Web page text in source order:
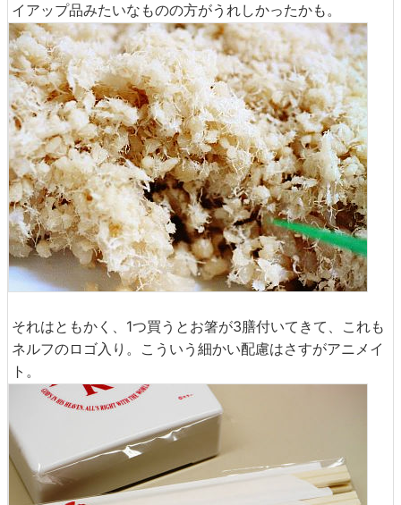
イアップ品みたいなものの方がうれしかったかも。
それはともかく、1つ買うとお箸が3膳付いてきて、これも
ネルフのロゴ入り。こういう細かい配慮はさすがアニメイ
ト。